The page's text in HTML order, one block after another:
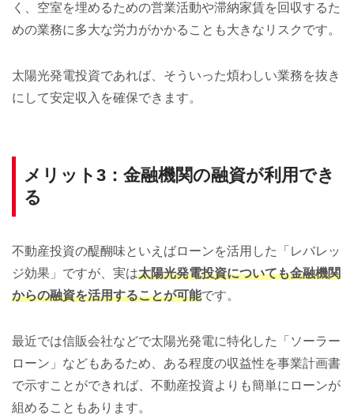
く、空室を埋めるための営業活動や滞納家賃を回収するた
めの業務に多大な労力がかかることも大きなリスクです。
太陽光発電投資であれば、そういった煩わしい業務を抜き
にして安定収入を確保できます。
メリット3：金融機関の融資が利用でき
る
不動産投資の醍醐味といえばローンを活用した「レバレッ
ジ効果」ですが、実は太陽光発電投資についても金融機関
からの融資を活用することが可能です。
最近では信販会社などで太陽光発電に特化した「ソーラー
ローン」などもあるため、ある程度の収益性を事業計画書
で示すことができれば、不動産投資よりも簡単にローンが
組めることもあります。